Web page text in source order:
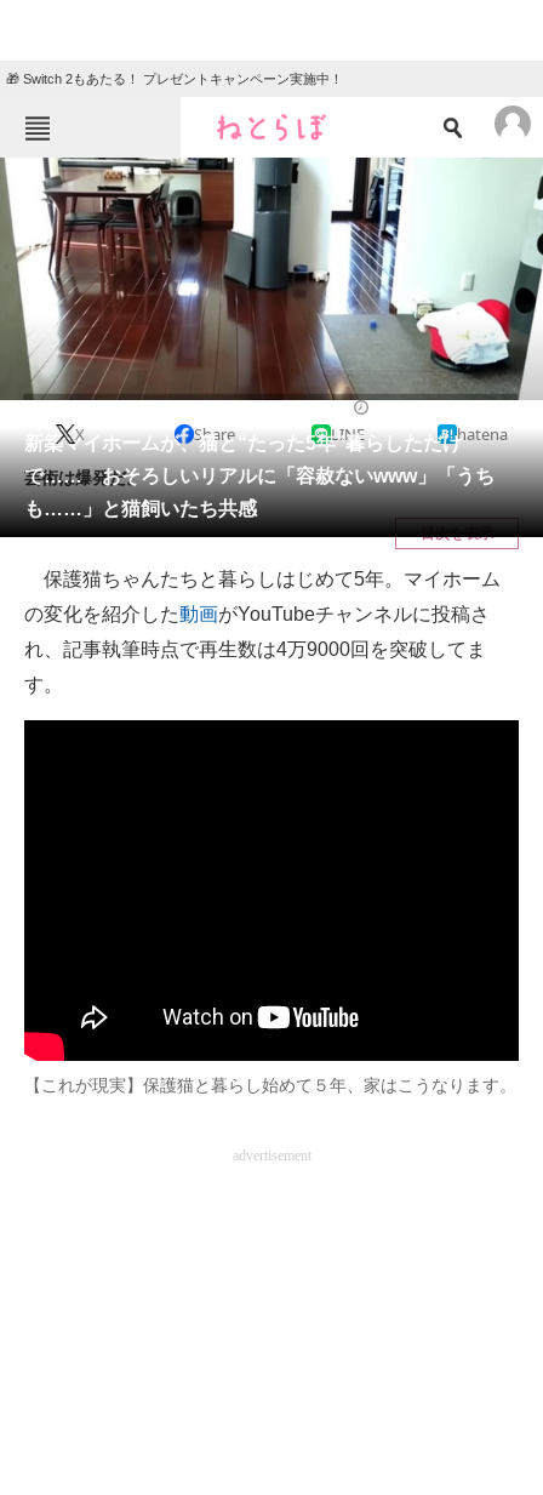
🎁 Switch 2もあたる！ プレゼントキャンペーン実施中！
ねとらぼメニュー
TOP ニュース
エンタメ
グルメ 地域
住まい 教育・育児
動物 リサーチ
会員記事
メディア
注目記事を集めた総合ページ
ITの今と未来を見通す
スマホと通信の最新トレンド
マーケ×ITの今がよく分かる
ITエンジニア向け専門サイト
新築マイホームが、猫と“たった5年”暮らしただけ
で…… おそろしいリアルに「容赦ないwww」「うち
も……」と猫飼いたち共感
X Share LINE hatena
芸術は爆発だ。
目次を表示
保護猫ちゃんたちと暮らしはじめて5年。マイホーム
の変化を紹介した動画がYouTubeチャンネルに投稿さ
れ、記事執筆時点で再生数は4万9000回を突破してま
す。
【これが現実】保護猫と暮らし始めて５年、家はこうなります。
advertisement